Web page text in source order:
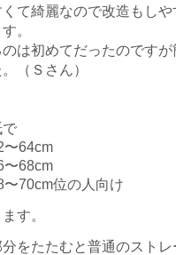
て綺麗なので改造もし
。
は初めてだったのです
（Ｓさん）
で
64cm
68cm
70cm位の人向け
す。
をたたむと普通のスト